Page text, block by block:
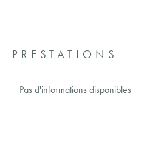
PRESTATIONS
Pas d'informations disponibles